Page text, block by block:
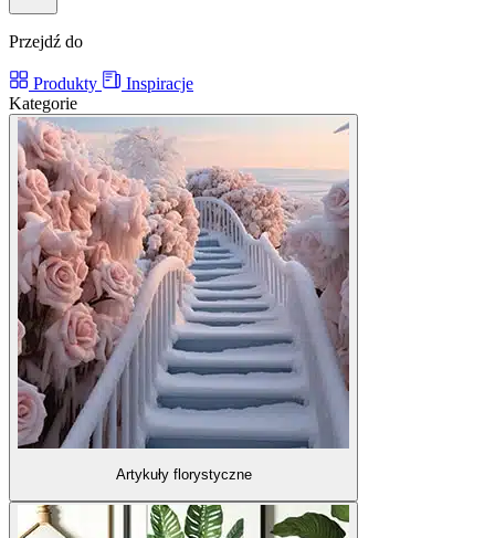
Przejdź do
Produkty
Inspiracje
Kategorie
Artykuły florystyczne